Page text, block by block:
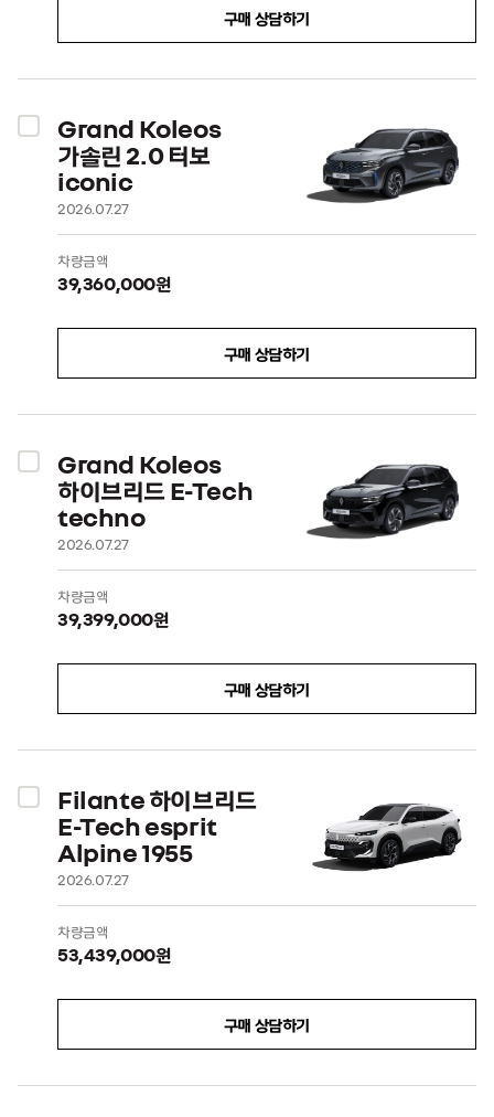
구매 상담하기
Grand Koleos
가솔린 2.0 터보
iconic
2026.07.27
차량금액
39,360,000원
구매 상담하기
Grand Koleos
하이브리드 E-Tech
techno
2026.07.27
차량금액
39,399,000원
구매 상담하기
Filante 하이브리드
E-Tech esprit
Alpine 1955
2026.07.27
차량금액
53,439,000원
구매 상담하기